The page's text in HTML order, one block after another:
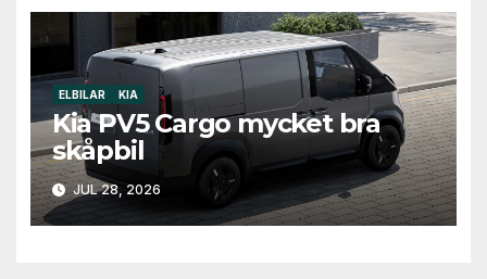
ELBILAR KIA
Kia PV5 Cargo mycket bra
skåpbil
JUL 28, 2026